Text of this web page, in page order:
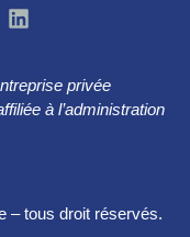
privée
à l’administration
– tous droit réservés.